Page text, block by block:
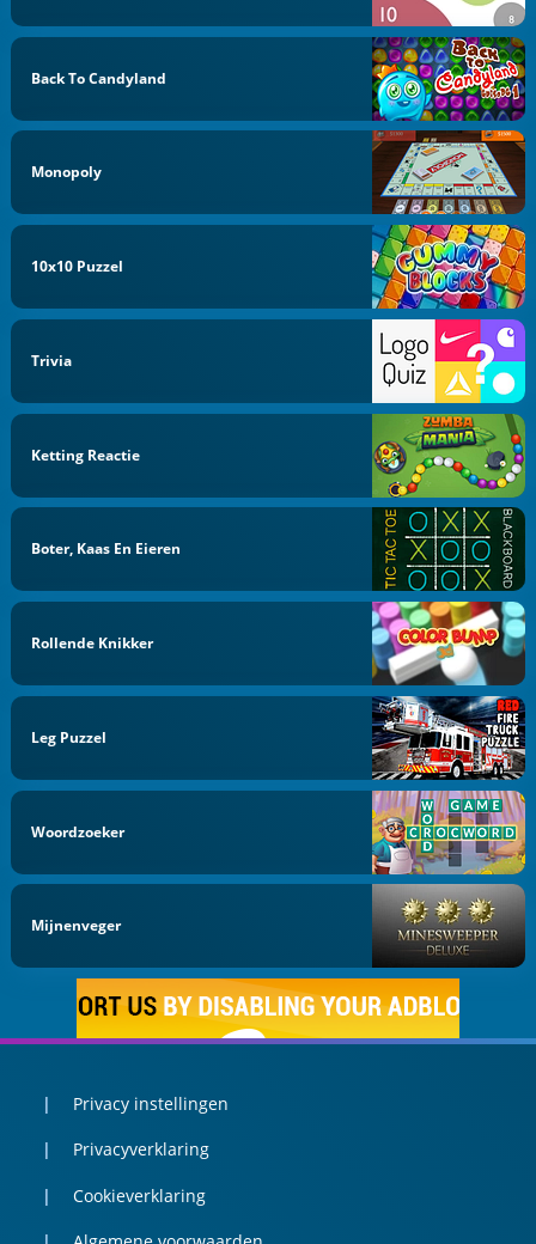
Back To Candyland
Monopoly
10x10 Puzzel
Trivia
Ketting Reactie
Boter, Kaas En Eieren
Rollende Knikker
Leg Puzzel
Woordzoeker
Mijnenveger
Privacy instellingen
Privacyverklaring
Cookieverklaring